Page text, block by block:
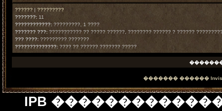
?????? | ?????????
???????: 11
????????????: ?????????, 1 ????
??????? ???: ??????????? ?? ????? ??????, ???????? ?????? ? ??????
??? ????: ????????? ???????
??????????????: ???? ?? ?????? ??????? ?????
������� ������
IPB